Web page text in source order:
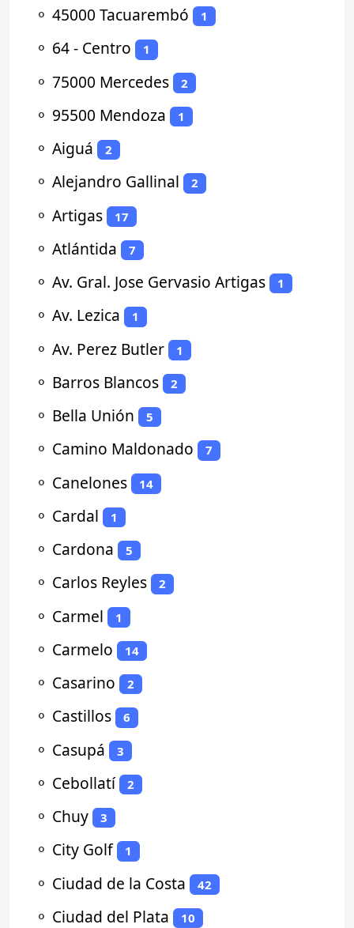
⚬ 45000 Tacuarembó 1
⚬ 64 - Centro 1
⚬ 75000 Mercedes 2
⚬ 95500 Mendoza 1
⚬ Aiguá 2
⚬ Alejandro Gallinal 2
⚬ Artigas 17
⚬ Atlántida 7
⚬ Av. Gral. Jose Gervasio Artigas 1
⚬ Av. Lezica 1
⚬ Av. Perez Butler 1
⚬ Barros Blancos 2
⚬ Bella Unión 5
⚬ Camino Maldonado 7
⚬ Canelones 14
⚬ Cardal 1
⚬ Cardona 5
⚬ Carlos Reyles 2
⚬ Carmel 1
⚬ Carmelo 14
⚬ Casarino 2
⚬ Castillos 6
⚬ Casupá 3
⚬ Cebollatí 2
⚬ Chuy 3
⚬ City Golf 1
⚬ Ciudad de la Costa 42
⚬ Ciudad del Plata 10